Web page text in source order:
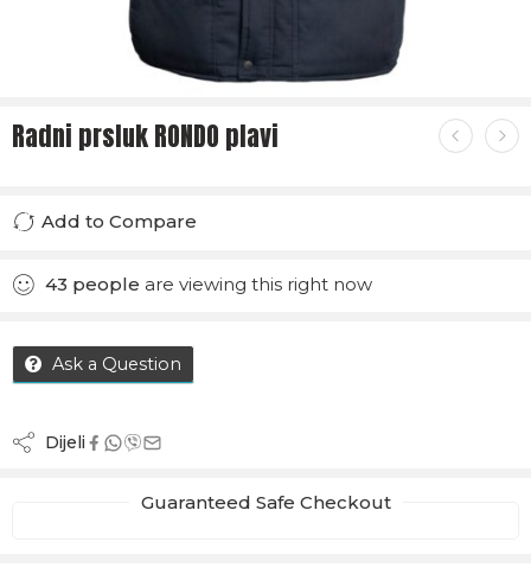
Radni prsluk RONDO plavi
Add to Compare
43 people are viewing this right now
Ask a Question
Dijeli
Guaranteed Safe Checkout